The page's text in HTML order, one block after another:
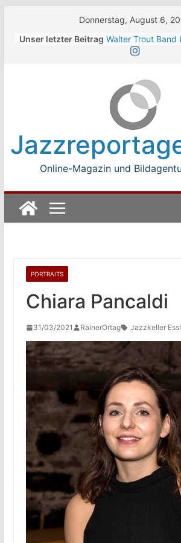
Donnerstag, August 6,
Unser letzter Beitrag Walter Trout Band
Zeltspektakel 2026
Jean-Michel Jarre
Modena auf der
Beth Hart
Luca Carboni bei
Modena auf der
Online-Magazin und
PORTRAITS
Chiara Pancaldi
31/03/2021 RainerOrtag Jazzkeller